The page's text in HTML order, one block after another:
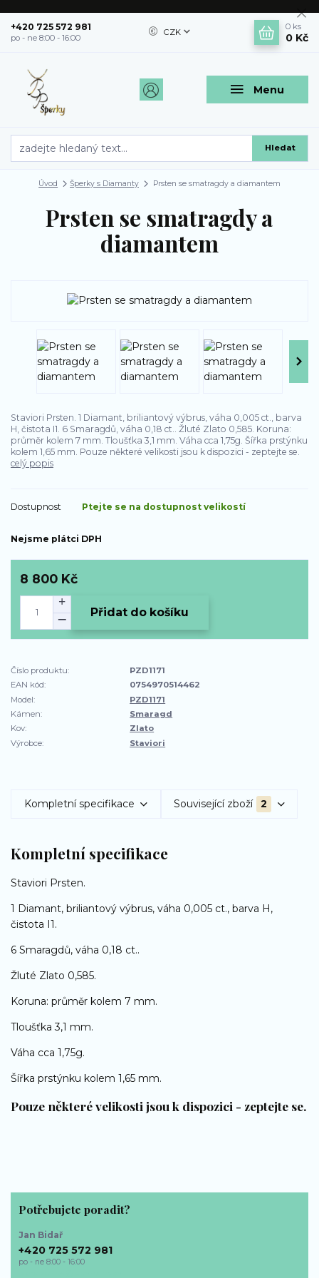
Menu
CZK
Hledat
+420 725 572 981
po - ne 8:00 - 16:00
0 ks
0 Kč
Úvod Šperky s Diamanty Prsten se smatragdy a diamantem
Prsten se smatragdy a
diamantem
Staviori Prsten. 1 Diamant, briliantový výbrus, váha 0,005 ct., barva
H, čistota I1. 6 Smaragdů, váha 0,18 ct.. Žluté Zlato 0,585. Koruna:
průměr kolem 7 mm. Tloušťka 3,1 mm. Váha cca 1,75g. Šířka prstýnku
kolem 1,65 mm. Pouze některé velikosti jsou k dispozici - zeptejte se.
celý popis
Dostupnost Ptejte se na dostupnost velikostí
Nejsme plátci DPH
8 800 Kč
Přidat do košíku
Číslo produktu:
PZD1171
EAN kód:
0754970514462
Model:
PZD1171
Kámen:
Smaragd
Kov:
Zlato
Výrobce:
Staviori
Kompletní specifikace Související zboží 2
Kompletní specifikace
Staviori Prsten.
1 Diamant, briliantový výbrus, váha 0,005 ct., barva H,
čistota I1.
6 Smaragdů, váha 0,18 ct..
Žluté Zlato 0,585.
Koruna: průměr kolem 7 mm.
Tloušťka 3,1 mm.
Váha cca 1,75g.
Šířka prstýnku kolem 1,65 mm.
Pouze některé velikosti jsou k dispozici - zeptejte se.
Potřebujete poradit?
Jan Bidař
+420 725 572 981
po - ne 8:00 - 16:00